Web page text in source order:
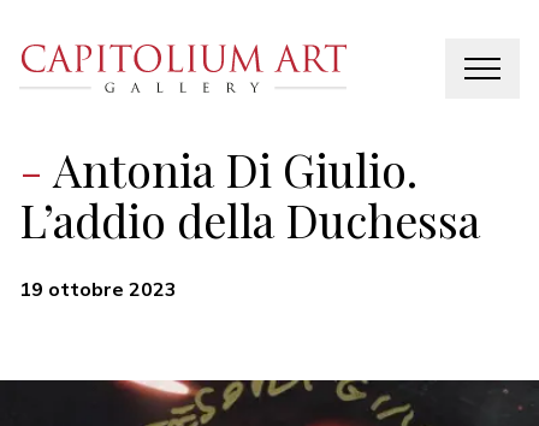
Antonia Di Giulio.
L’addio della Duchessa
19 ottobre 2023